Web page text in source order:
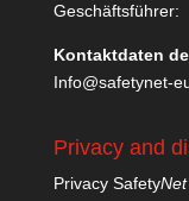
Geschäftsführer:
Kontaktdaten
Info@safetynet-
Privacy and
Privacy SafetyNet